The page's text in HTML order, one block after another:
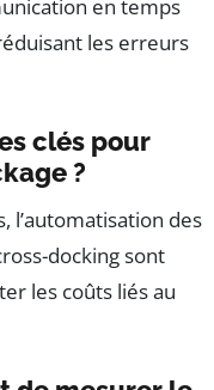
en temps
les erreurs
clés pour
?
l’automatisation des
docking sont
les coûts liés au